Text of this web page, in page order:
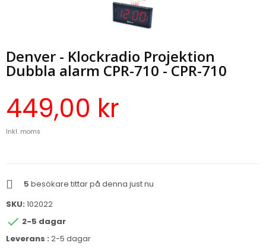
Denver - Klockradio Projektion
Dubbla alarm CPR-710 - CPR-710
449,00 kr
Inkl. moms
5 besökare tittar på denna just nu
SKU: 102022
 2-5 dagar
Leverans : 2-5 dagar